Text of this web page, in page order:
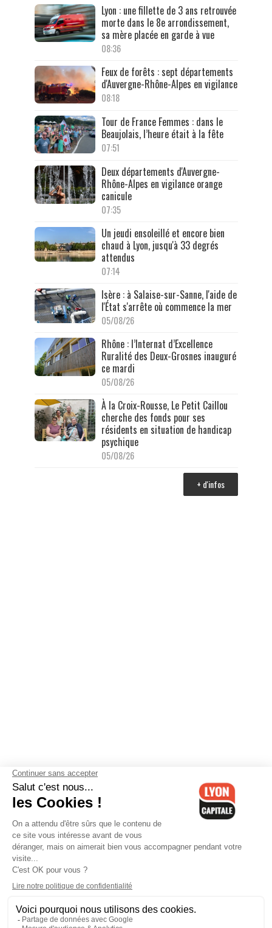
Lyon : une fillette de 3 ans retrouvée
morte dans le 8e arrondissement,
sa mère placée en garde à vue
08:36
Feux de forêts : sept départements
d'Auvergne-Rhône-Alpes en vigilance
08:18
Tour de France Femmes : dans le
Beaujolais, l’heure était à la fête
07:51
Deux départements d'Auvergne-
Rhône-Alpes en vigilance orange
canicule
07:35
Un jeudi ensoleillé et encore bien
chaud à Lyon, jusqu'à 33 degrés
attendus
07:14
Isère : à Salaise-sur-Sanne, l'aide de
l'État s'arrête où commence la mer
05/08/26
Rhône : l’Internat d’Excellence
Ruralité des Deux-Grosnes inauguré
ce mardi
05/08/26
À la Croix-Rousse, Le Petit Caillou
cherche des fonds pour ses
résidents en situation de handicap
psychique
05/08/26
+ d'infos
Contactez-nous-Mentions légales-CGV-Politique de